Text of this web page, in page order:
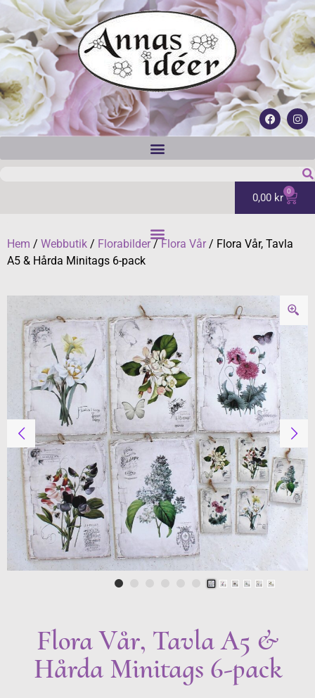
0,00 kr 0
Hem / Webbutik / Florabilder/Flora Vår/ Flora Vår, Tavla
A5 & Hårda Minitags 6-pack
Flora Vår, Tavla A5 &
Hårda Minitags 6-pack